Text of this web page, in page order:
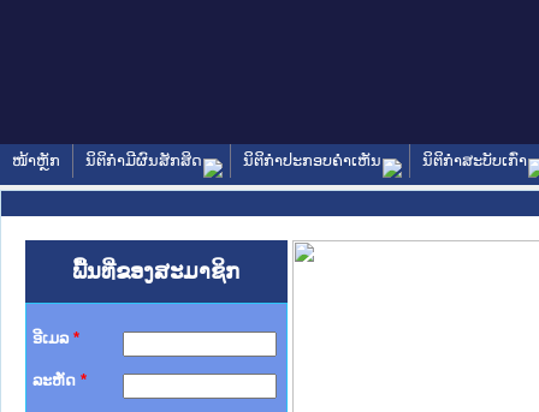
ໜ້າຫຼັກ ນິຕິກໍາມີຜົນສັກສິດ ນິຕິກໍາປະກອບຄໍາເຫັນ ນິຕິກໍາສະບັບເກົ່າ
ພື້ນທີ່ຂອງສະມາຊິກ
ອີເມລ *
ລະຫັດ *